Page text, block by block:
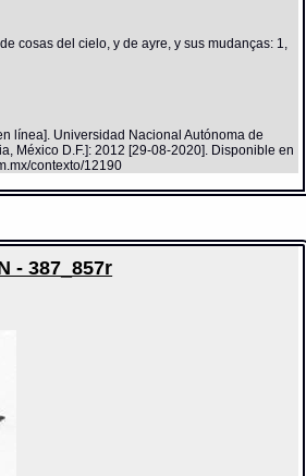
cosas del cielo, y de ayre, y sus mudanças: 1,
línea]. Universidad Nacional Autónoma de
México D.F.]: 2012 [29-08-2020]. Disponible en
contexto/12190
- 387_857r